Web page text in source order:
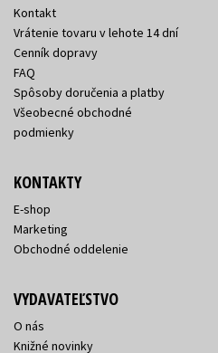
Kontakt
Vrátenie tovaru v lehote 14 dní
Cenník dopravy
FAQ
Spôsoby doručenia a platby
Všeobecné obchodné
podmienky
KONTAKTY
E-shop
Marketing
Obchodné oddelenie
VYDAVATEĽSTVO
O nás
Knižné novinky